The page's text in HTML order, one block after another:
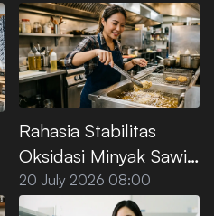
Rahasia Stabilitas
Oksidasi Minyak Sawit
Premium untuk Deep
Frying
20 July 2026 08:00